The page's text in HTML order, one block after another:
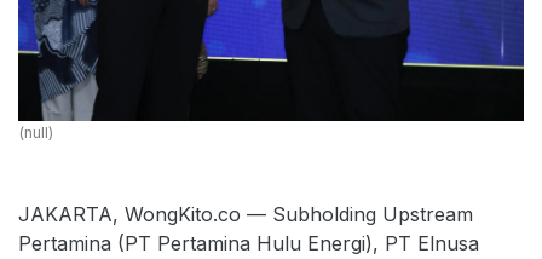
(null)
JAKARTA, WongKito.co — Subholding Upstream
Pertamina (PT Pertamina Hulu Energi), PT Elnusa